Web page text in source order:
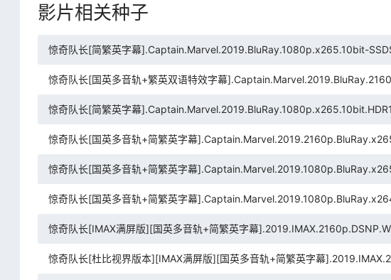
影片相关种子
惊奇队长[简繁英字幕].Captain.Marvel.2019.BluRay.1080p.x265.10bit-
惊奇队长[国英多音轨+繁英双语特效字幕
惊奇队长[简繁英字幕
惊奇队长[国英多音轨+简繁英字幕
惊奇队长[国英多音轨+简繁英字幕
惊奇队长[国英多音轨+简繁英字幕
惊奇队长[IMAX满屏版][国英多音轨+简繁英字幕
惊奇队长[杜比视界版本][IMAX满屏版][国英多音轨+简繁英字幕